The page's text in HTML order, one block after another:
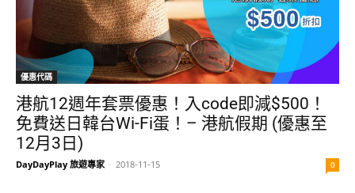
優惠代碼
港航12週年套票優惠！入code即減$500！
免費送日韓台Wi-Fi蛋！– 港航假期 (優惠至
12月3日)
DayDayPlay 旅遊專家 - 2018-11-15 0